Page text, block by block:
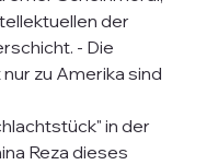
der
- Die
zu Amerika sind
in der
Reza dieses